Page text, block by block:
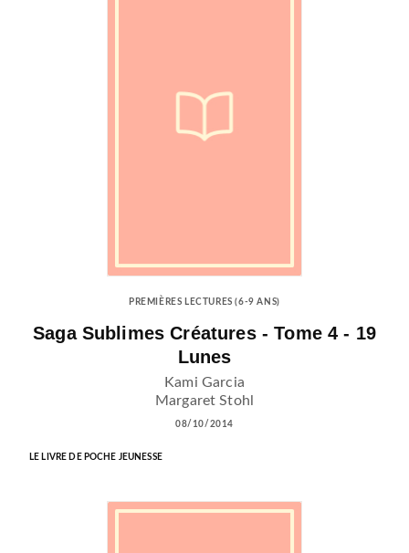
PREMIÈRES LECTURES (6-9 ANS)
Saga Sublimes Créatures - Tome 4 - 19
Lunes
Kami Garcia
Margaret Stohl
08/10/2014
LE LIVRE DE POCHE JEUNESSE